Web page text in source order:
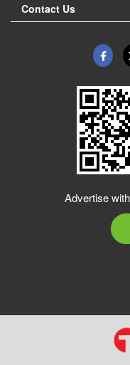
Contact Us
Advertise